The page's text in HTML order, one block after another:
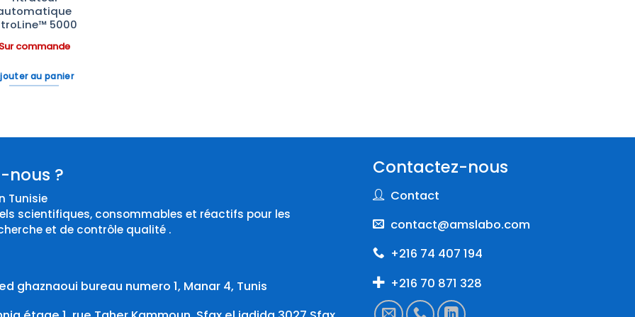
5000
commande
au panier
nous ?
Tunisie
scientifiques, consommables et réactifs pour les
et de contrôle qualité .
ghaznaoui bureau numero 1, Manar 4, Tunis
Contactez-nous
Contact
contact@amslabo.com
+216 74 407 194
+216 70 871 328